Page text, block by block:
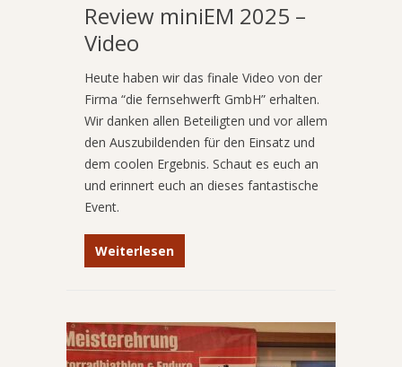
Review miniEM 2025 –
Video
Heute haben wir das finale Video von der
Firma “die fernsehwerft GmbH” erhalten.
Wir danken allen Beteiligten und vor allem
den Auszubildenden für den Einsatz und
dem coolen Ergebnis. Schaut es euch an
und erinnert euch an dieses fantastische
Event.
Weiterlesen